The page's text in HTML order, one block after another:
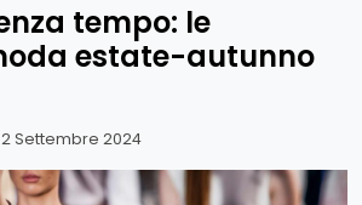
tempo: le
estate-autunno
2 Settembre 2024